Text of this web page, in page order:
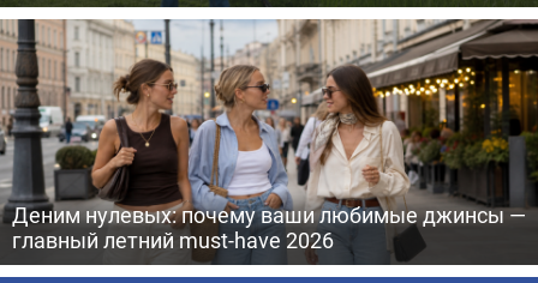
Деним нулевых: почему ваши любимые джинсы —
главный летний must-have 2026